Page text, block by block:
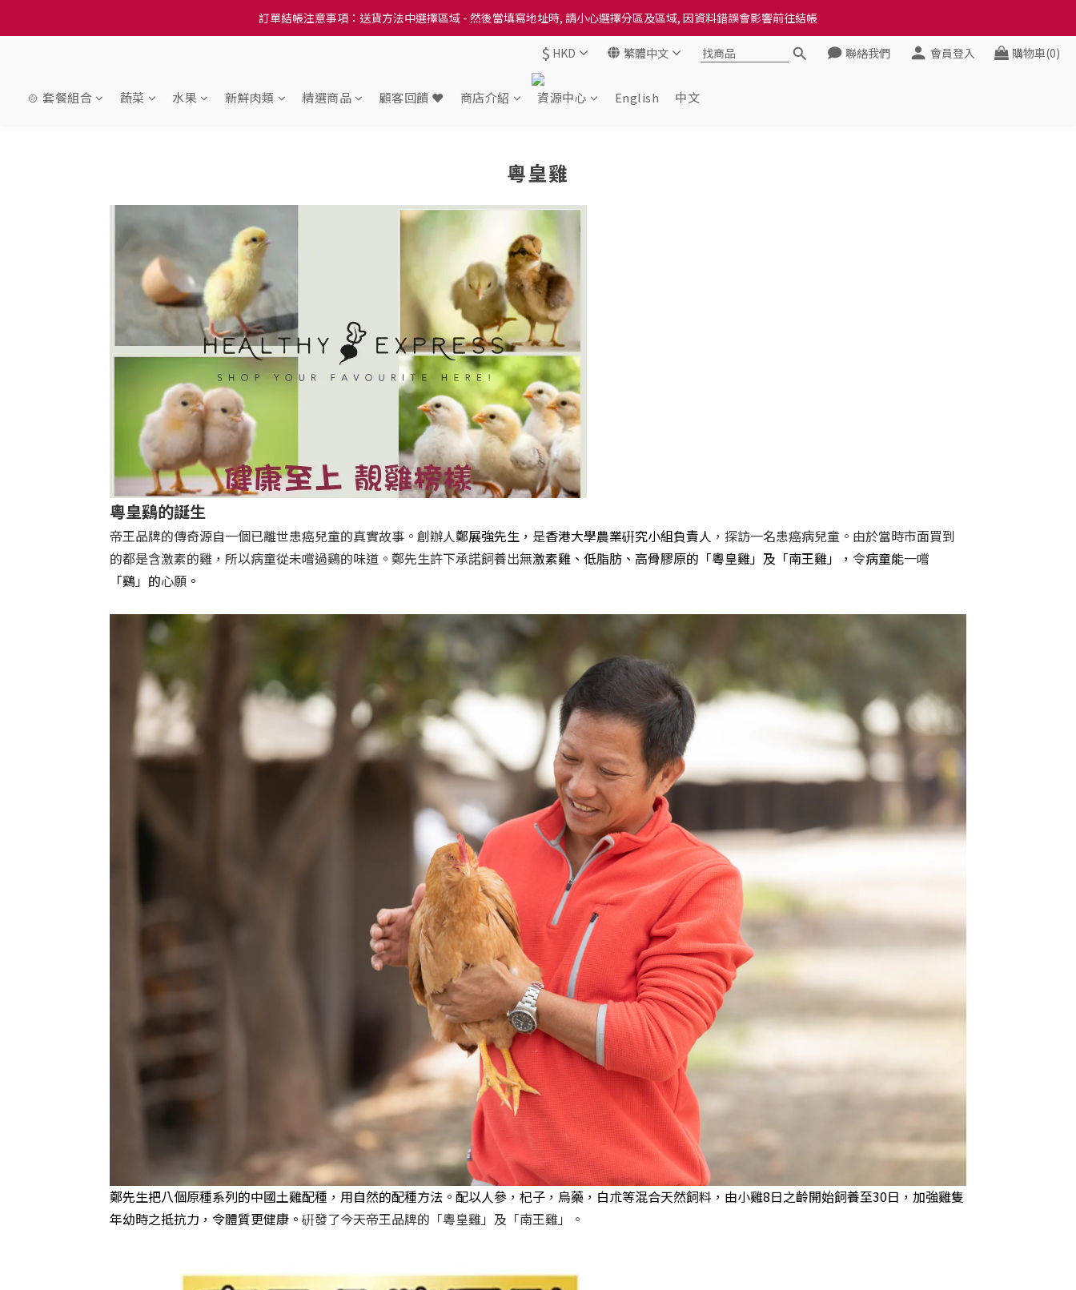
訂單結帳注意事項：送貨方法中選擇區域 - 然後當填寫地址時, 請小心選擇分區及區域, 因資料錯誤會影響前往結帳
訂單結帳注意事項：送貨方法中選擇區域 - 然後當填寫地址時, 請小心選擇分區及區域, 因資料錯誤會影響前往結帳
隆重推出本地培育田香雞、金棠雞、粵皇鷄及平原雞等，想食靚雞就要嚟《餸您健康》
訂單結帳注意事項：送貨方法中選擇區域 - 然後當填寫地址時, 請小心選擇分區及區域, 因資料錯誤會影響前往結帳
$ HKD 繁體中文 聯絡我們 會員登入 購物車(0)
🍲 套餐組合 蔬菜 水果 新鮮肉類 精選商品 顧客回饋 ❤️ 商店介紹 資源中心 English 中文
粵皇雞
粵皇鷄的誕生
帝王品牌的傳奇源自一個已離世患癌兒童的真實故事。創辦人鄭展強先生， 是香港大學農業硏究小組負責人 ，探訪一名患癌病兒童。由於當時市面買到
的都是含激素的雞，所以病童從未嚐過鷄的味道。鄭先生許下承諾飼養出無激素雞、低脂肪、高骨膠原的「粵皇雞」及「南王雞」， 令病童能一嚐
「鷄」 的心願 。
鄭先生把八個原種系列的中國土雞配種，用自然的配種方法。配以人參，杞子，烏藥，白朮等混合天然飼料，由小雞8日之齡開始飼養至30日，加強雞隻
年幼時之抵抗力，令體質更健康。 硏發了今天帝王品牌的「粵皇雞」及「南王雞」。